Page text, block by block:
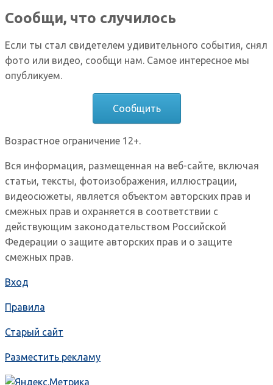
Сообщи, что случилось
Если ты стал свидетелем удивительного события, снял
фото или видео, сообщи нам. Самое интересное мы
опубликуем.
Сообщить
Возрастное ограничение 12+.
Вся информация, размещенная на веб-сайте, включая
статьи, тексты, фотоизображения, иллюстрации,
видеосюжеты, является объектом авторских прав и
смежных прав и охраняется в соответствии с
действующим законодательством Российской
Федерации о защите авторских прав и о защите
смежных прав.
Вход
Правила
Старый сайт
Разместить рекламу